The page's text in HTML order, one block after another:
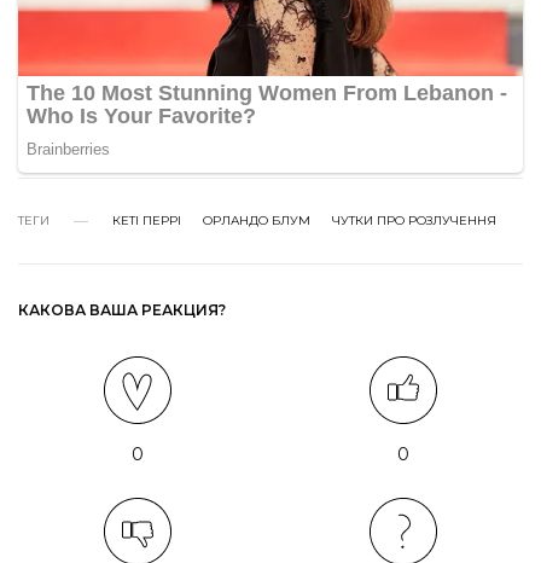
ТЕГИ КЕТІ ПЕРРІ ОРЛАНДО БЛУМ ЧУТКИ ПРО РОЗЛУЧЕННЯ
КАКОВА ВАША РЕАКЦИЯ?
0 0